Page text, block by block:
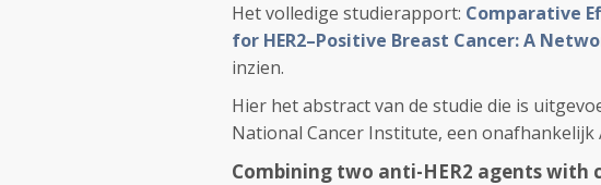
Het volledige studierapport: Comparative
for HER2–Positive Breast Cancer: A
inzien.
Hier het abstract van de studie die is
National Cancer Institute, een
Combining two anti-HER2 agents